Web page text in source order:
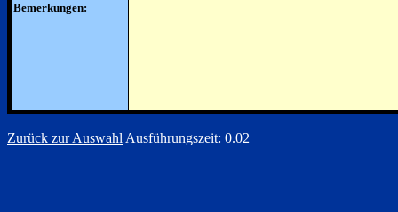
Bemerkungen:
Zurück zur Auswahl Ausführungszeit: 0.02